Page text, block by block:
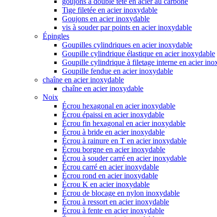
Tige filetée en acier inoxydable
Goujons en acier inoxydable
vis à souder par points en acier inoxydable
Épingles
Goupilles cylindriques en acier inoxydable
Goupille cylindrique élastique en acier inoxydable
Goupille cylindrique à filetage interne en acier
Goupille fendue en acier inoxydable
chaîne en acier inoxydable
chaîne en acier inoxydable
Noix
Écrou hexagonal en acier inoxydable
Écrou épaissi en acier inoxydable
Écrou fin hexagonal en acier inoxydable
Écrou à bride en acier inoxydable
Écrou à rainure en T en acier inoxydable
Écrou borgne en acier inoxydable
Écrou à souder carré en acier inoxydable
Écrou carré en acier inoxydable
Écrou rond en acier inoxydable
Écrou K en acier inoxydable
Écrou de blocage en nylon inoxydable
Écrou à ressort en acier inoxydable
Écrou à fente en acier inoxydable